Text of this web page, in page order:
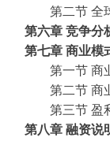
第二节 全
第六章 竞争分
第七章 商业模
第一节 商
第二节 商
第三节 盈
第八章 融资说